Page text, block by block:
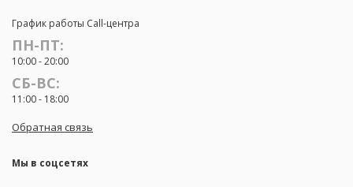
График работы Call-центра
ПН-ПТ:
10:00 - 20:00
СБ-ВС:
11:00 - 18:00
Обратная связь
Мы в соцсетях